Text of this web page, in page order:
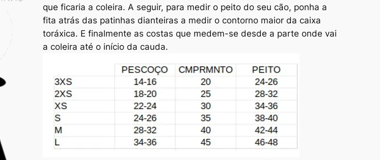
que ficaria a coleira. A seguir, para medir o peito do seu cão, ponha a
fita atrás das patinhas dianteiras a medir o contorno maior da caixa
toráxica. E finalmente as costas que medem-se desde a parte onde vai
a coleira até o início da cauda.